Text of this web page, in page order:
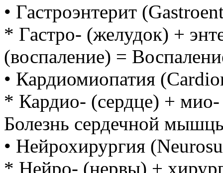
• Гастроэнтерит
* Гастро- (желудок) +
(воспаление) =
• Кардиомиопатия
* Кардио- (сердце) +
Болезнь сердечной
• Нейрохирургия
* Нейро- (нервы) +